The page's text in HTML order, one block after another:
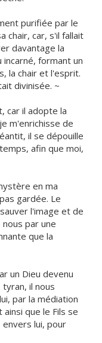
purifiée par le
chair, car, s'il fallait
davantage la
formant un
la chair et l'esprit.
divinisée. ~
car il adopte la
m'enrichisse de
il se dépouille
afin que moi,
en ma
gardée. Le
l'image et de
par une
que la
un Dieu devenu
il nous
par la médiation
que le Fils se
lui, pour